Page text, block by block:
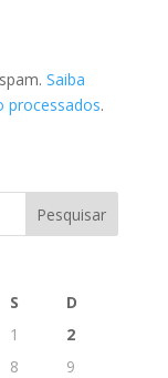
Saiba
processados.
S
D
1
2
8
9